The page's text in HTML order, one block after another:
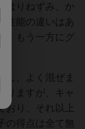
はりねずみ、か
性能の違いはあ
、もう一方にグ
し、よく混ぜま
りますが、キャ
り、それ以上
の得点は全て無